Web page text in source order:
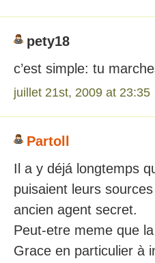
pety18
c’est simple: tu
juillet 21st, 2009 at 23:35
Partoll
Il a y déjá longtemps
puisaient leurs
ancien agent secret.
Peut-etre meme que
Grace en particulier à